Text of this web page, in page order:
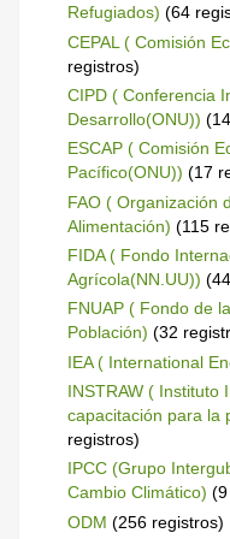
Refugiados) (64
CEPAL ( Comisión
registros)
CIPD ( Conferencia
Desarrollo(ONU))
ESCAP ( Comisión
Pacífico(ONU)) (17
FAO ( Organización
Alimentación) (115
FIDA ( Fondo
Agrícola(NN.UU))
FNUAP ( Fondo de
Población) (32
IEA ( International
INSTRAW ( Instituto
capacitación para la
registros)
IPCC (Grupo
Cambio Climático)
ODM (256 registros)